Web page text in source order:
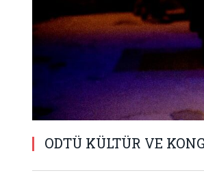
ODTÜ KÜLTÜR VE